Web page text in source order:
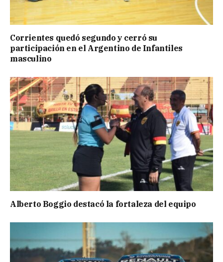
Corrientes quedó segundo y cerró su
participación en el Argentino de Infantiles
masculino
Alberto Boggio destacó la fortaleza del equipo